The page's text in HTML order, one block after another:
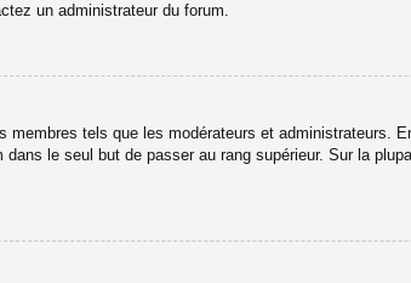
un administrateur du forum.
tels que les modérateurs et administrateurs.
le seul but de passer au rang supérieur. Sur la